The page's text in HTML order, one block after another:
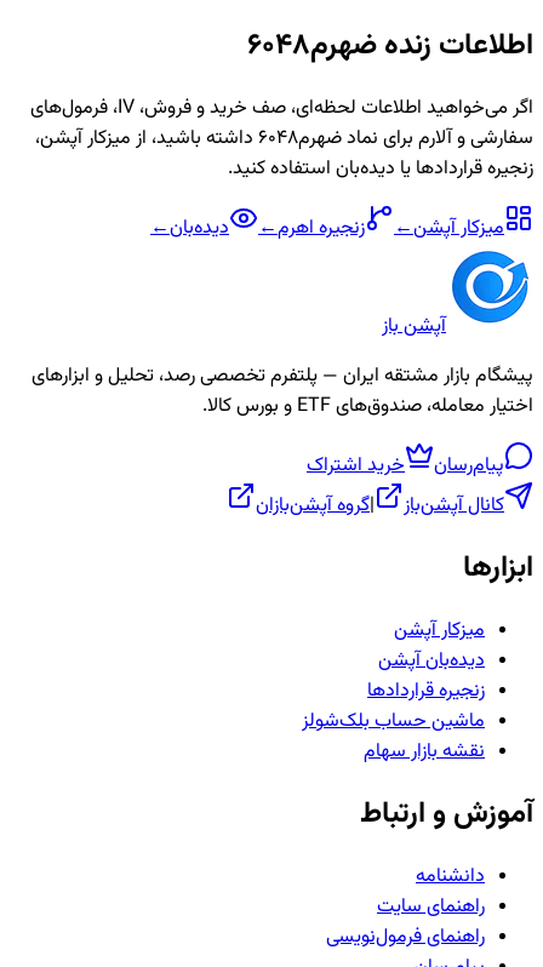
اطلاعات زندهضهرم6048
اگر می‌خواهید اطلاعات لحظه‌ای، صف خرید و فروش، IV، فرمول‌های
سفارشی و آلارم برای نمادضهرم6048
داشته باشید، از میزکار آپشن،
زنجیره قراردادها یا دیده‌بان استفاده کنید.
میزکار آپشن← زنجیرهاهرم← دیده‌بان←
آپشن باز
پیشگام بازار مشتقه ایران — پلتفرم تخصصی رصد، تحلیل و ابزارهای
اختیار معامله، صندوق‌های ETF و بورس کالا.
پیام‌رسان
خرید اشتراک
کانال آپشن‌باز
|گروه آپشن‌بازان
ابزارها
میزکار آپشن
دیده‌بان آپشن
زنجیره قراردادها
ماشین حساب بلک‌شولز
نقشه بازار سهام
آموزش و ارتباط
دانشنامه
راهنمای سایت
راهنمای فرمول‌نویسی